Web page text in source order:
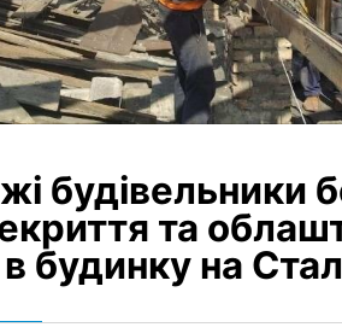
будівельники
та
будинку на